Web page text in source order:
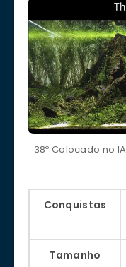
38º Colocado no
Conquistas
Tamanho